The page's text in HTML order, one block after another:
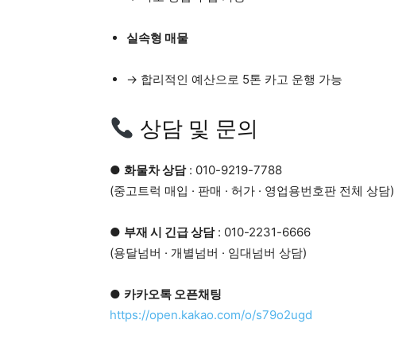
실속형 매물
→ 합리적인 예산으로 5톤 카고 운행 가능
상담 및 문의
● 화물차 상담: 010-9219-7788
(중고트럭 매입 · 판매 · 허가 · 영업용번호판 전체 상담)
● 부재 시 긴급 상담: 010-2231-6666
(용달넘버 · 개별넘버 · 임대넘버 상담)
● 카카오톡 오픈채팅
https://open.kakao.com/o/s79o2ugd